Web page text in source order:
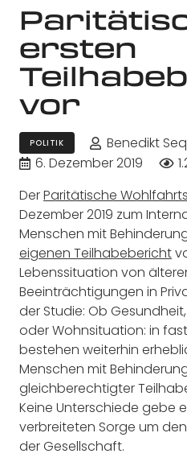
ersten
vor
POLITIK
Benedikt
6. Dezember 2019
DerParitätische
Dezember 2019 zum
Menschen mit
eigenen Teilhabebericht
Lebenssituation von
Beeinträchtigungen in
der Studie: Ob
oder Wohnsituation: in
bestehen weiterhin
Menschen mit
gleichberechtigter
Keine Unterschiede gebe
verbreiteten Sorge um
der Gesellschaft.